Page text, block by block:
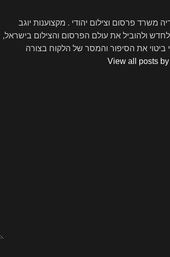
הדיגיטל והצילום, שהקים את האנשים מדיה משרד פרסום וצילום יהודי . מקצוענות יוגב
לחדש ולהוביל את עולם הפרסום והצילום בישראל,
ביטוי את הסיפור והמסר של הלקוח בצורה
View all posts